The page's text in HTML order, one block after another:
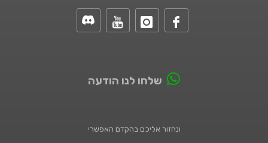
שלחו לנו הודעה
ונחזור אליכם בהקדם האפשרי